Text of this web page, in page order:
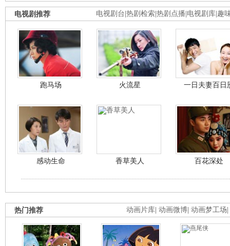
电视剧台 热剧检索 热剧点播 电视剧库 趣
电视剧推荐
跑马场 火流星 一日夫妻百日
感动生命 香草美人 百花深处
动画片库 动画微博 动画梦工场
热门推荐